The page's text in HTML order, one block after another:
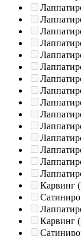
Карвинг
Карвинг